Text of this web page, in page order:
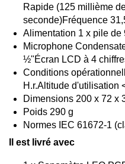
Rapide (125 millième
seconde)Fréquence
Alimentation 1 x pile de
Microphone
½"Écran LCD à 4
Conditions
H.r.Altitude d'utilisation
Dimensions 200 x 72 x
Poids 290 g
Normes IEC 61672-1
Il est livré avec